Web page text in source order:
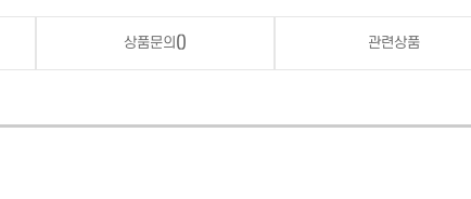
상품문의 () 관련상품